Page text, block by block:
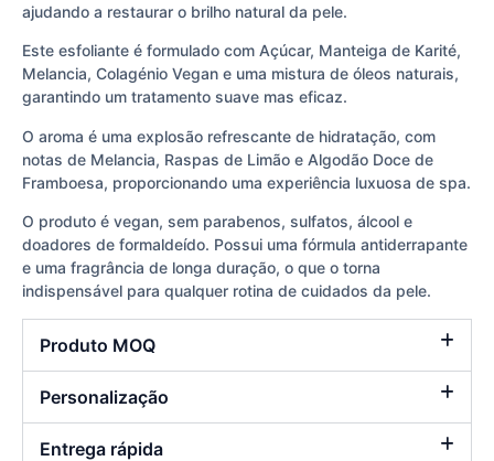
ajudando a restaurar o brilho natural da pele.
Este esfoliante é formulado com Açúcar, Manteiga de Karité,
Melancia, Colagénio Vegan e uma mistura de óleos naturais,
garantindo um tratamento suave mas eficaz.
O aroma é uma explosão refrescante de hidratação, com
notas de Melancia, Raspas de Limão e Algodão Doce de
Framboesa, proporcionando uma experiência luxuosa de spa.
O produto é vegan, sem parabenos, sulfatos, álcool e
doadores de formaldeído. Possui uma fórmula antiderrapante
e uma fragrância de longa duração, o que o torna
indispensável para qualquer rotina de cuidados da pele.
Produto MOQ
Personalização
Entrega rápida